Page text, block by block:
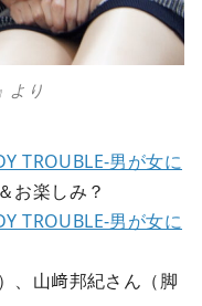
より
TROUBLE-男が女に
お楽しみ？
TROUBLE-男が女に
、山﨑邦紀さん（脚